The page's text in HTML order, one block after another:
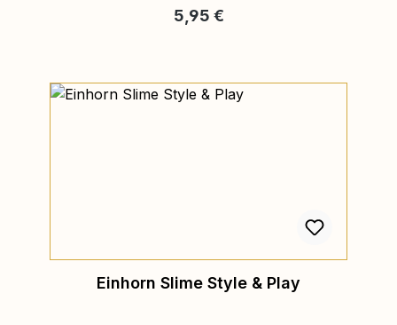
Regulärer Preis:
5,95 €
Einhorn Slime Style & Play